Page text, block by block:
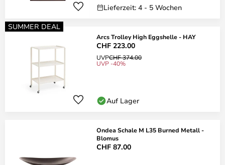
Lieferzeit: 4 - 5 Wochen
SUMMER DEAL
Arcs Trolley High Eggshelle - HAY
CHF 223.00
UVPCHF 374.00
UVP -40%
Auf Lager
Ondea Schale M L35 Burned Metall -
Blomus
CHF 87.00